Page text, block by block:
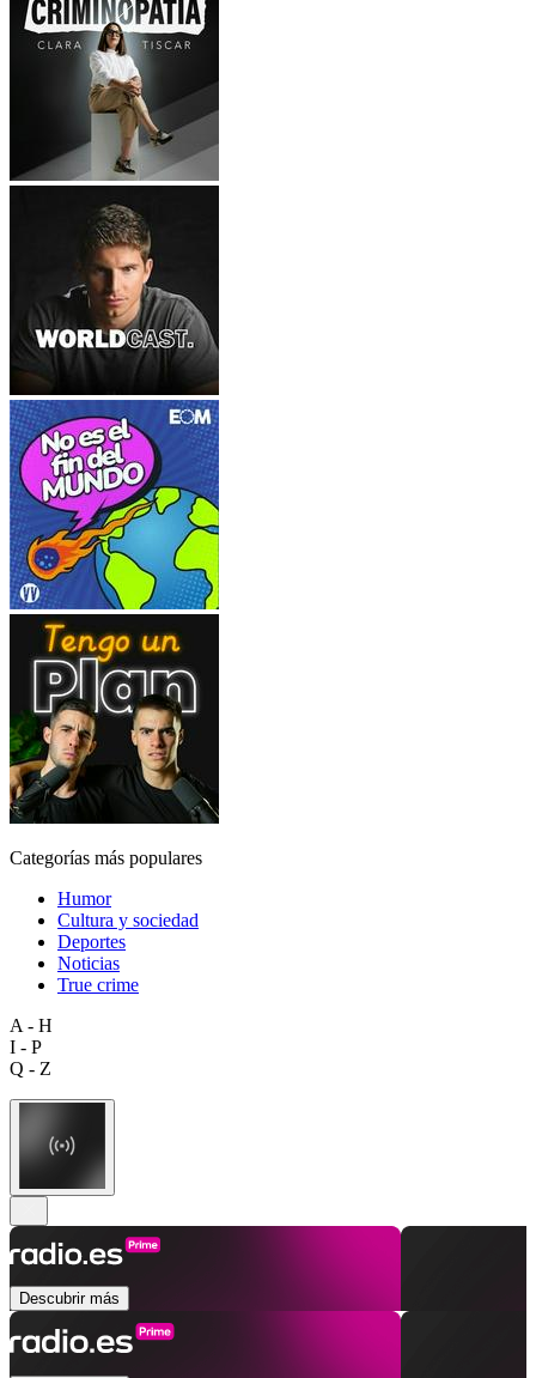
Categorías más populares
Humor
Cultura y sociedad
Deportes
Noticias
True crime
A - H
I - P
Q - Z
Descubrir más